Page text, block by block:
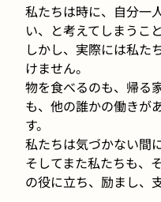
私たちは時に、自分一
い、と考えてしまうこ
しかし、実際には私た
けません。
物を食べるのも、帰る
も、他の誰かの働きが
す。
私たちは気づかない間
そしてまた私たちも、
の役に立ち、励まし、